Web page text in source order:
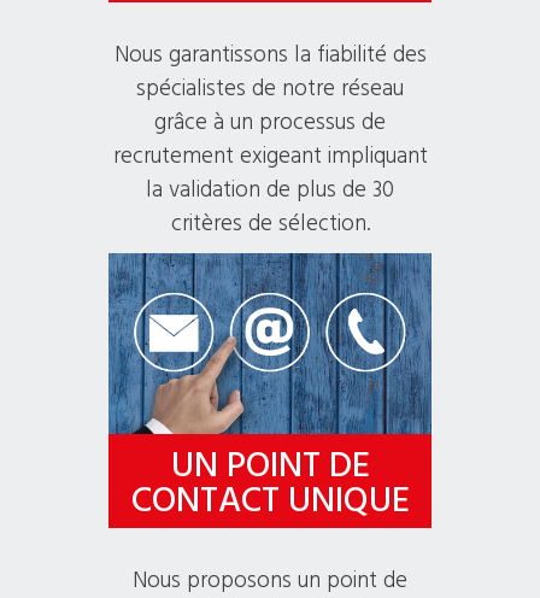
Nous garantissons la fiabilité des
spécialistes de notre réseau
grâce à un processus de
recrutement exigeant impliquant
la validation de plus de 30
critères de sélection.
UN POINT DE
CONTACT UNIQUE
Nous proposons un point de